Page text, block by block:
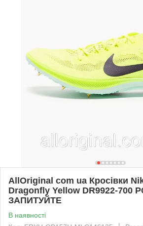
AllOriginal com ua Кросівки
Dragonfly Yellow DR9922-700
ЗАПИТУЙТЕ
В наявності